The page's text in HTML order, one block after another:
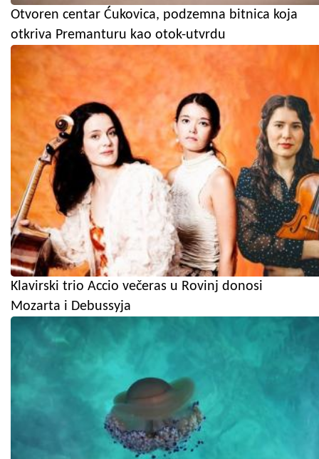
Otvoren centar Ćukovica, podzemna bitnica koja
otkriva Premanturu kao otok-utvrdu
Klavirski trio Accio večeras u Rovinj donosi
Mozarta i Debussyja